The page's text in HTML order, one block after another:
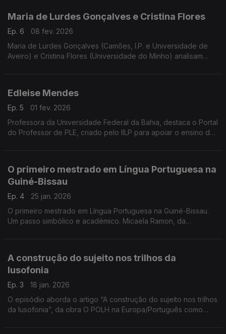
especificidades do desenvolvimento da competência oral
neste contexto.
Maria de Lurdes Gonçalves e Cristina Flores
Ep. 6
08 fev. 2026
Maria de Lurdes Gonçalves (Camões, I.P. e Universidade de
Aveiro) e Cristina Flores (Universidade do Minho) analisam
Edleise Mendes
Ep. 5
01 fev. 2026
Professora da Universidade Federal da Bahia, destaca o Portal
do Professor de PLE, criado pelo IILP para apoiar o ensino do
O primeiro mestrado em Língua Portuguesa na
Guiné-Bissau
Ep. 4
25 jan. 2026
O primeiro mestrado em Língua Portuguesa na Guiné-Bissau.
Um passo simbólico e académico. Micaela Ramon, da
A construção do sujeito nos trilhos da
lusofonia
Ep. 3
18 jan. 2026
O episódio aborda o artigo “A construção do sujeito nos trilhos
da lusofonia”, da obra O POLH na Europa/Português como